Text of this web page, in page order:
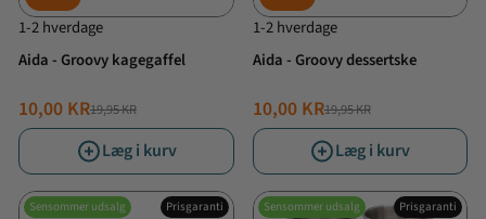
1-2 hverdage
Aida - Groovy kagegaffel
NORMALPRIS
19,95 KR
TILBUDSPRIS
10,00 KR
Læg i kurv
1-2 hverdage
Aida - Groovy dessertske
NORMALPRIS
19,95 KR
TILBUDSPRIS
10,00 KR
Læg i kurv
Sensommer udsalg Prisgaranti Sensommer udsalg Prisgaranti